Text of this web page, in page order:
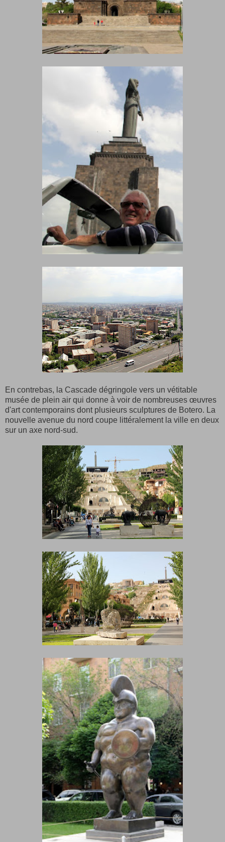
En contrebas, la Cascade dégringole vers un vétitable
musée de plein air qui donne à voir de nombreuses œuvres
d'art contemporains dont plusieurs sculptures de Botero. La
nouvelle avenue du nord coupe littéralement la ville en deux
sur un axe nord-sud.